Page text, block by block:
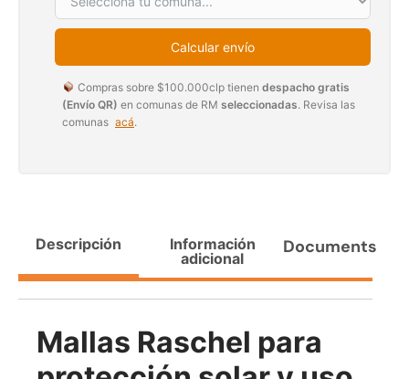
Calcular envío
Compras sobre $100.000clp tienen despacho gratis
(Envío QR) en comunas de RM seleccionadas. Revisa las
comunas acá.
Descripción
Información
adicional
Documents
Mallas Raschel para
Transpaleta eléctrica carga
de 2tn
$1.990.000
Agregar al carrito
capacidad 1000kg
$
Leer más
Pasto sintético ornamental
Apilador manual ancho